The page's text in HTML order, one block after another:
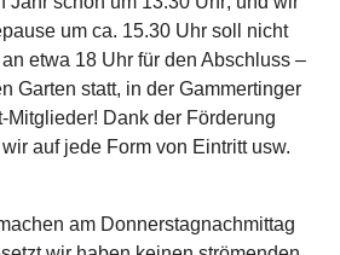
um ca. 15.30 Uhr soll nicht
etwa 18 Uhr für den Abschluss –
Garten statt, in der Gammertinger
Mitglieder! Dank der Förderung
auf jede Form von Eintritt usw.
am Donnerstagnachmittag